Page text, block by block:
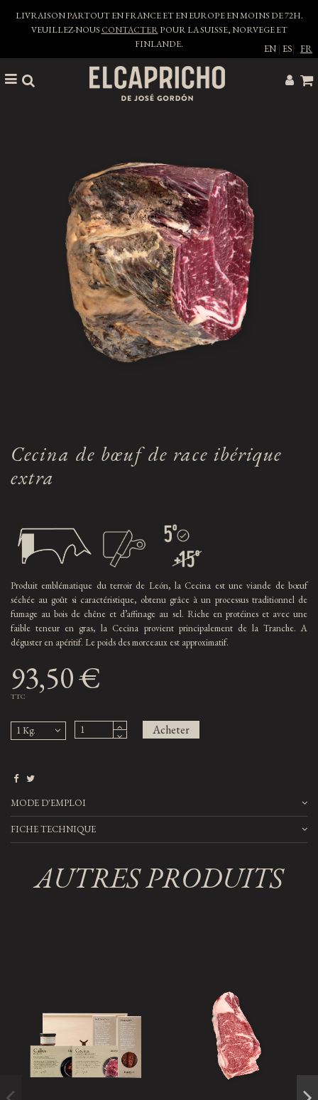
LIVRAISON PARTOUT EN FRANCE ET EN EUROPE EN MOINS DE 72H.
VEUILLEZ-NOUSCONTACTERPOUR LA SUISSE, NORVEGE ET
FINLANDE.
EN |ES| FR
Cecina de bœuf de race ibérique
extra
Produit emblématique du terroir de León, la Cecina est une viande de bœuf
séchée au goût si caractéristique, obtenu grâce à un processus traditionnel de
fumage au bois de chêne et d’affinage au sel. Riche en protéines et avec une
faible teneur en gras, la Cecina provient principalement de la Tranche. A
déguster en apéritif. Le poids des morceaux est approximatif.
93,50 €
TTC
Acheter
MODE D'EMPLOI
FICHE TECHNIQUE
AUTRES PRODUITS